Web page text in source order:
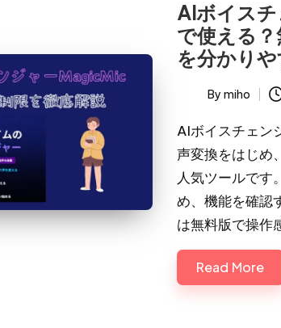
AIボイス
で使える
を分かり
Posted
by
By miho
AIボイスチェン
声変換をはじめ
人気ツールです
め、機能を確認
は無料版で操作
Read More